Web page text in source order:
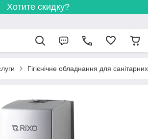
Хотите скидку?
Гігієнічне обладнання для